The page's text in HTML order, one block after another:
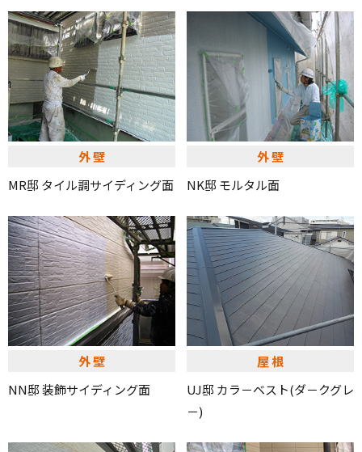
外壁
MR邸 タイル調サイディング面
外壁
NK邸 モルタル面
外壁
NN邸 装飾サイディング面
屋根
UJ邸 カラ－ベスト(ダ－クグレ
－)